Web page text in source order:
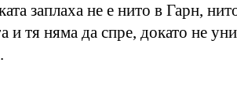
заплаха не е нито в Гарн,
и тя няма да спре, докато не